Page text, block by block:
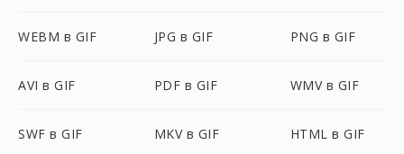
WEBM в GIF JPG в GIF PNG в GIF
AVI в GIF PDF в GIF WMV в GIF
SWF в GIF MKV в GIF HTML в GIF